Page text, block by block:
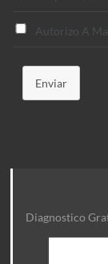
Autorizo A
Enviar
Diagnostico